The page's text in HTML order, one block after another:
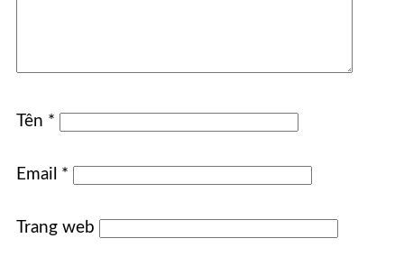
Tên *
Email *
Trang web